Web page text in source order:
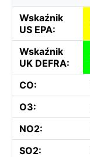
Wskaźnik
US EPA:
Wskaźnik
UK DEFRA:
CO:
O3:
NO2:
SO2: